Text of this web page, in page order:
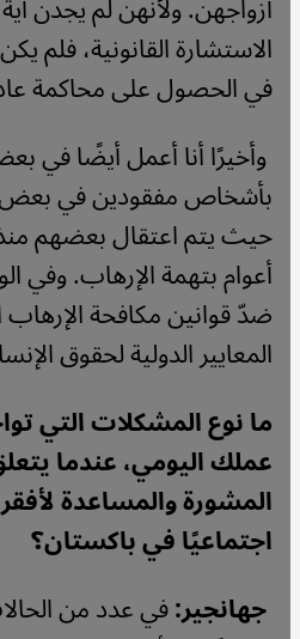
الاستشارة القانونية، فلم
في الحصول على محاكمة
وأخيرًا أنا أعمل أيضًا في
بأشخاص مفقودين في بعض
حيث يتم اعتقال بعضهم منذ
أعوام بتهمة الإرهاب.
ضدّ قوانين مكافحة الإرهاب
المعايير الدولية لحقوق
ما نوع المشكلات التي
عملك اليومي، عندما
المشورة والمساعدة
اجتماعيًا في باكستان؟
جهانجير:في عدد من